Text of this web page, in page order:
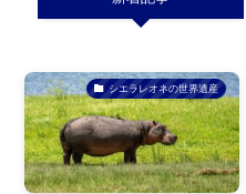
シエラレオネの世界遺産